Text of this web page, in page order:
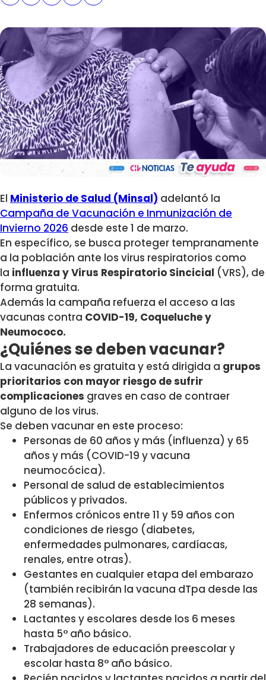
El Ministerio de Salud (Minsal) adelantó la
Campaña de Vacunación e Inmunización de
Invierno 2026 desde este 1 de marzo.
En específico, se busca proteger tempranamente
a la población ante los virus respiratorios como
la influenza yVirus Respiratorio Sincicial (VRS), de
forma gratuita.
Además la campaña refuerza el acceso a las
vacunas contra COVID-19, Coqueluche y
Neumococo.
¿Quiénes se deben vacunar?
La vacunación es gratuita y está dirigida a grupos
prioritarios con mayor riesgo de sufrir
complicaciones graves en caso de contraer
alguno de los virus.
Se deben vacunar en este proceso:
Personas de 60 años y más (influenza) y 65
años y más (COVID-19 y vacuna
neumocócica).
Personal de salud de establecimientos
públicos y privados.
Enfermos crónicos entre 11 y 59 años con
condiciones de riesgo (diabetes,
enfermedades pulmonares, cardíacas,
renales, entre otras).
Gestantes en cualquier etapa del embarazo
(también recibirán la vacuna dTpa desde las
28 semanas).
Lactantes y escolares desde los 6 meses
hasta 5° año básico.
Trabajadores de educación preescolar y
escolar hasta 8° año básico.